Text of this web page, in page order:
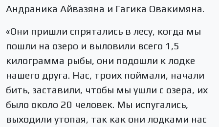
Андраника Айвазяна и Гагика Овакимяна.
«Они пришли спрятались в лесу, когда мы
пошли на озеро и выловили всего 1,5
килограмма рыбы, они подошли к лодке
нашего друга. Нас, троих поймали, начали
бить, заставили, чтобы мы ушли с озера, их
было около 20 человек. Мы испугались,
выходили утопая, так как они лодками нас